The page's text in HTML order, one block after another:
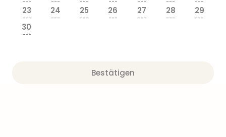
23
---
24
---
25
---
26
---
27
---
28
---
29
---
30
---
Bestätigen